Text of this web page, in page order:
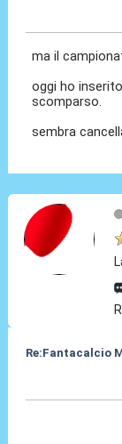
ma il
oggi ho
scomparso.
sembra
Re:Fantacalcio